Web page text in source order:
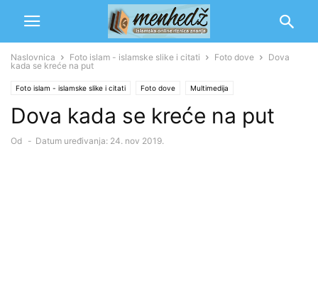
Naslovnica Foto islam - islamske slike i citati Foto dove
Dova
kada se kreće na put
Foto islam - islamske slike i citati Foto dove Multimedija
Dova kada se kreće na put
Od - Datum uređivanja: 24. nov 2019.